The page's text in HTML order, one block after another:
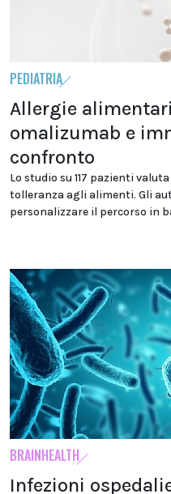
PEDIATRIA
Allergie
omalizumab e
confronto
Lo studio su 117 pazienti
tolleranza agli alimenti. Gli
personalizzare il percorso in
BRAINHEALTH
Infezioni